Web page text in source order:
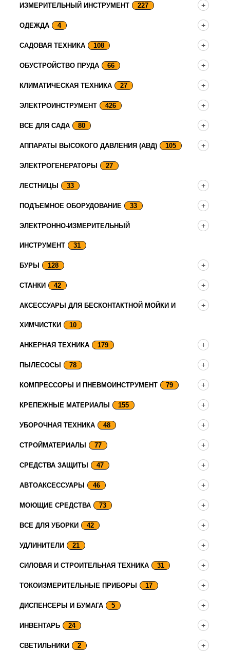
ИЗМЕРИТЕЛЬНЫЙ ИНСТРУМЕНТ 227
ОДЕЖДА 4
САДОВАЯ ТЕХНИКА 108
ОБУСТРОЙСТВО ПРУДА 66
КЛИМАТИЧЕСКАЯ ТЕХНИКА 27
ЭЛЕКТРОИНСТРУМЕНТ 426
ВСЕ ДЛЯ САДА 80
АППАРАТЫ ВЫСОКОГО ДАВЛЕНИЯ (АВД) 105
ЭЛЕКТРОГЕНЕРАТОРЫ 27
ЛЕСТНИЦЫ 33
ПОДЪЕМНОЕ ОБОРУДОВАНИЕ 33
ЭЛЕКТРОННО-ИЗМЕРИТЕЛЬНЫЙ
ИНСТРУМЕНТ 31
БУРЫ 128
СТАНКИ 42
АКСЕССУАРЫ ДЛЯ БЕСКОНТАКТНОЙ МОЙКИ И
ХИМЧИСТКИ 10
АНКЕРНАЯ ТЕХНИКА 179
ПЫЛЕСОСЫ 78
КОМПРЕССОРЫ И ПНЕВМОИНСТРУМЕНТ 79
КРЕПЕЖНЫЕ МАТЕРИАЛЫ 155
УБОРОЧНАЯ ТЕХНИКА 48
СТРОЙМАТЕРИАЛЫ 77
СРЕДСТВА ЗАЩИТЫ 47
АВТОАКСЕССУАРЫ 46
МОЮЩИЕ СРЕДСТВА 73
ВСЕ ДЛЯ УБОРКИ 42
УДЛИНИТЕЛИ 21
СИЛОВАЯ И СТРОИТЕЛЬНАЯ ТЕХНИКА 31
ТОКОИЗМЕРИТЕЛЬНЫЕ ПРИБОРЫ 17
ДИСПЕНСЕРЫ И БУМАГА 5
ИНВЕНТАРЬ 24
СВЕТИЛЬНИКИ 2